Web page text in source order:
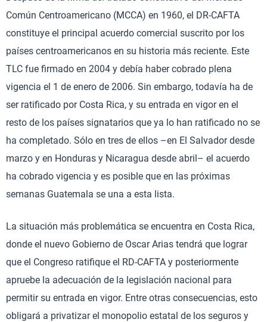
Común Centroamericano (MCCA) en 1960, el DR-CAFTA
constituye el principal acuerdo comercial suscrito por los
países centroamericanos en su historia más reciente. Este
TLC fue firmado en 2004 y debía haber cobrado plena
vigencia el 1 de enero de 2006. Sin embargo, todavía ha de
ser ratificado por Costa Rica, y su entrada en vigor en el
resto de los países signatarios que ya lo han ratificado no se
ha completado. Sólo en tres de ellos –en El Salvador desde
marzo y en Honduras y Nicaragua desde abril– el acuerdo
ha cobrado vigencia y es posible que en las próximas
semanas Guatemala se una a esta lista.
La situación más problemática se encuentra en Costa Rica,
donde el nuevo Gobierno de Oscar Arias tendrá que lograr
que el Congreso ratifique el RD-CAFTA y posteriormente
apruebe la adecuación de la legislación nacional para
permitir su entrada en vigor. Entre otras consecuencias, esto
obligará a privatizar el monopolio estatal de los seguros y